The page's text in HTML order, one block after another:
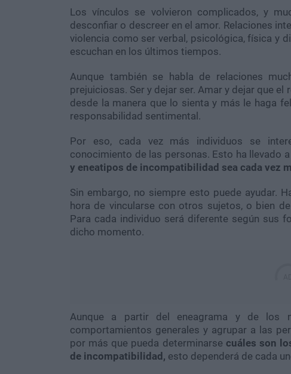
Los vínculos se volvieron complicados, y
desconfiar o descreer en el amor. Relaciones
violencia como ser verbal, psicológica, física y
escuchan en los últimos tiempos.
Aunque también se habla de relaciones
prejuiciosas. Ser y dejar ser. Amar y dejar que
desde la manera que lo sienta y más le haga
responsabilidad sentimental.
Por eso, cada vez más individuos se
conocimiento de las personas. Esto ha llevado a
y eneatipos de incompatibilidad sea cada vez
Sin embargo, no siempre esto puede ayudar.
hora de vincularse con otros sujetos, o bien
Para cada individuo será diferente según sus
dicho momento.
Aunque a partir del eneagrama y de los
comportamientos generales y agrupar a las
por más que pueda determinarse cuáles son
de incompatibilidad, esto dependerá de cada